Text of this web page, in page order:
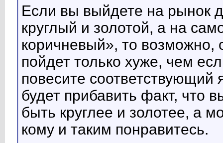
Если вы выйдете на рынок
круглый и золотой, а на
коричневый», то возможно,
пойдет только хуже, чем
повесите
будет прибавить факт, что
быть круглее и золотее, а
кому и таким понравитесь.